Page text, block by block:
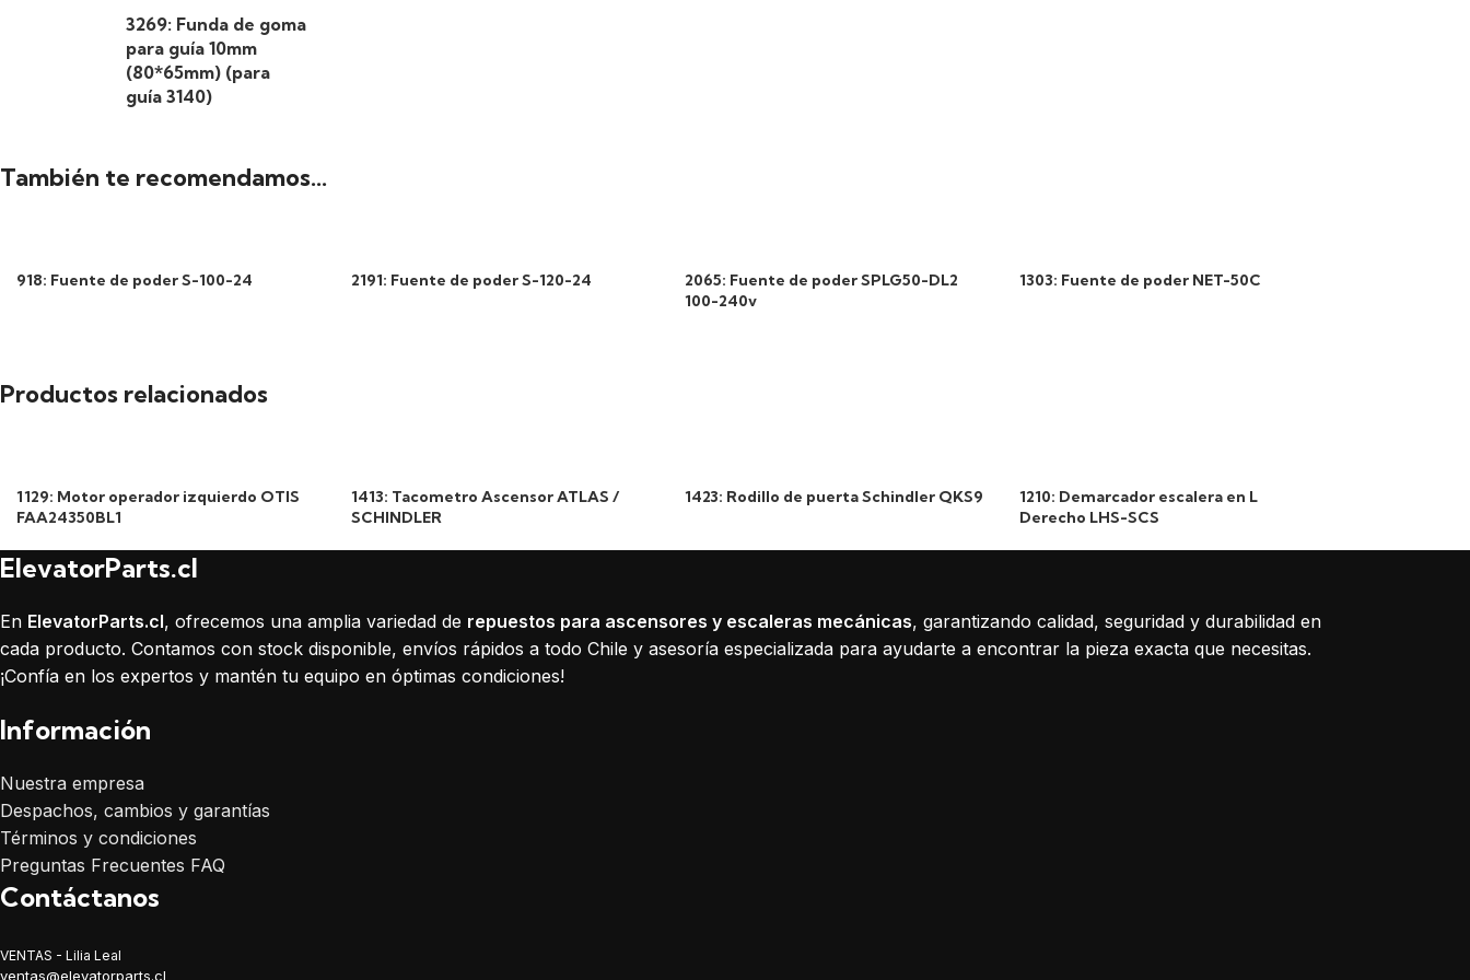
3269: Funda de goma
para guía 10mm
(80*65mm) (para
guía 3140)
También te recomendamos…
918: Fuente de poder S-100-24 2191: Fuente de poder S-120-24
2065: Fuente de poder SPLG50-DL2
100-240v
1303: Fuente de poder NET-50C
Productos relacionados
1129: Motor operador izquierdo OTIS
FAA24350BL1
1413: Tacometro Ascensor ATLAS /
SCHINDLER
1423: Rodillo de puerta Schindler QKS9
1210: Demarcador escalera en L
Derecho LHS-SCS
ElevatorParts.cl
En ElevatorParts.cl, ofrecemos una amplia variedad de repuestos para ascensores y escaleras mecánicas, garantizando calidad, seguridad y durabilidad en
cada producto. Contamos con stock disponible, envíos rápidos a todo Chile y asesoría especializada para ayudarte a encontrar la pieza exacta que necesitas.
¡Confía en los expertos y mantén tu equipo en óptimas condiciones!
Información
Nuestra empresa
Despachos, cambios y garantías
Términos y condiciones
Preguntas Frecuentes FAQ
Contáctanos
VENTAS - Lilia Leal
ventas@elevatorparts.cl